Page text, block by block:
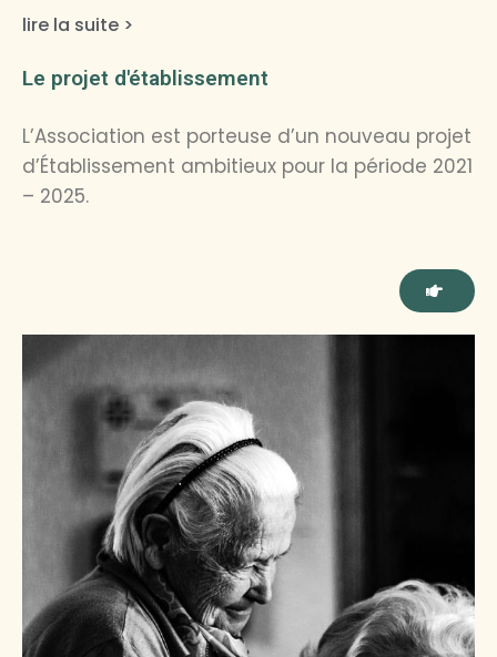
lire la suite >
Le projet d'établissement
L’Association est porteuse d’un nouveau projet
d’Établissement ambitieux pour la période 2021
– 2025.